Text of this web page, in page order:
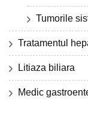
Tumorile
Tratamentul
Litiaza biliara
Medic